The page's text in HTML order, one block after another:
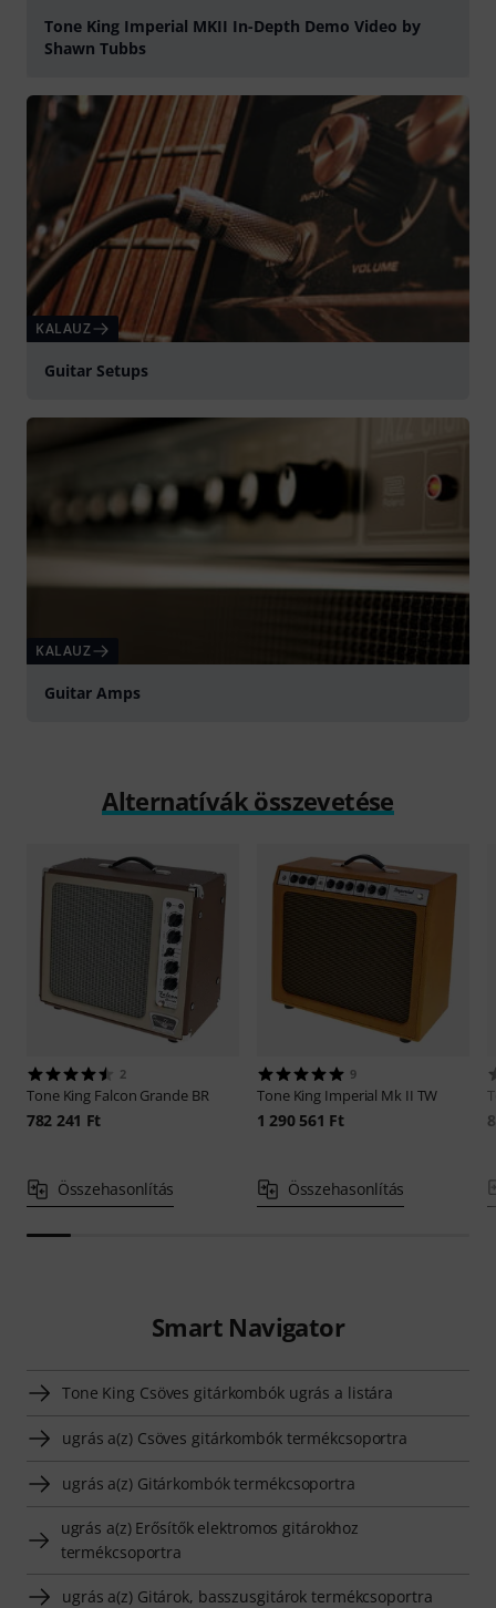
Tone King Imperial MKII In-Depth Demo Video by
Shawn Tubbs
KALAUZ
Guitar Setups
KALAUZ
Guitar Amps
Alternatívák összevetése
2
Tone King Falcon Grande BR
782 241 Ft
Összehasonlítás
9
Tone King Imperial Mk II TW
1 290 561 Ft
Összehasonlítás
Smart Navigator
Tone King Csöves gitárkombók ugrás a listára
ugrás a(z) Csöves gitárkombók termékcsoportra
ugrás a(z) Gitárkombók termékcsoportra
ugrás a(z) Erősítők elektromos gitárokhoz
termékcsoportra
ugrás a(z) Gitárok, basszusgitárok termékcsoportra